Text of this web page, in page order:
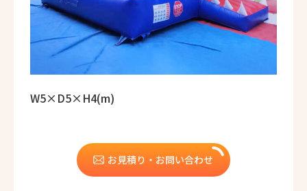
W5×D5×H4(m)
お見積り・お問い合わせ